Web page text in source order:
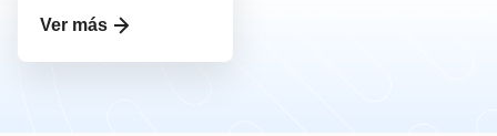
Ver más